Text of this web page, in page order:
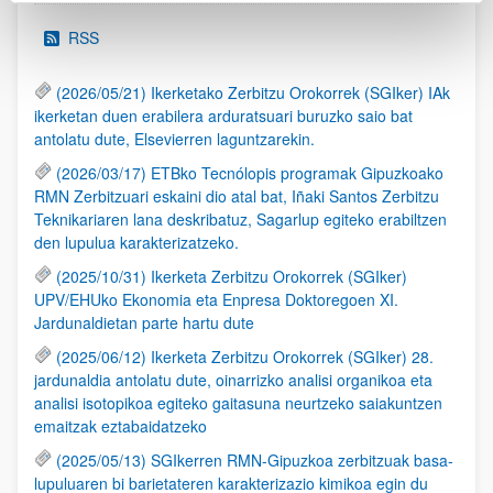
RSS
(2026/05/21) Ikerketako Zerbitzu Orokorrek (SGIker) IAk
ikerketan duen erabilera arduratsuari buruzko saio bat
antolatu dute, Elsevierren laguntzarekin.
(2026/03/17) ETBko Tecnólopis programak Gipuzkoako
RMN Zerbitzuari eskaini dio atal bat, Iñaki Santos Zerbitzu
Teknikariaren lana deskribatuz, Sagarlup egiteko erabiltzen
den lupulua karakterizatzeko.
(2025/10/31) Ikerketa Zerbitzu Orokorrek (SGIker)
UPV/EHUko Ekonomia eta Enpresa Doktoregoen XI.
Jardunaldietan parte hartu dute
(2025/06/12) Ikerketa Zerbitzu Orokorrek (SGIker) 28.
jardunaldia antolatu dute, oinarrizko analisi organikoa eta
analisi isotopikoa egiteko gaitasuna neurtzeko saiakuntzen
emaitzak eztabaidatzeko
(2025/05/13) SGIkerren RMN-Gipuzkoa zerbitzuak basa-
lupuluaren bi barietateren karakterizazio kimikoa egin du